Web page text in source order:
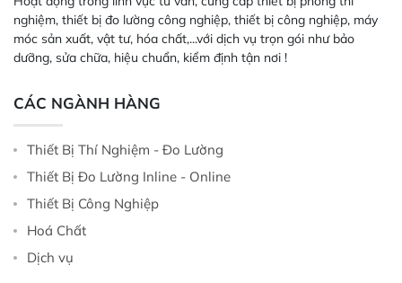
nghiệm, thiết bị đo lường công nghiệp, thiết bị công nghiệp, máy
móc sản xuất, vật tư, hóa chất,...với dịch vụ trọn gói như bảo
dưỡng, sửa chữa, hiệu chuẩn, kiểm định tận nơi !
CÁC NGÀNH HÀNG
Thiết Bị Thí Nghiệm - Đo Lường
Thiết Bị Đo Lường Inline - Online
Thiết Bị Công Nghiệp
Hoá Chất
Dịch vụ